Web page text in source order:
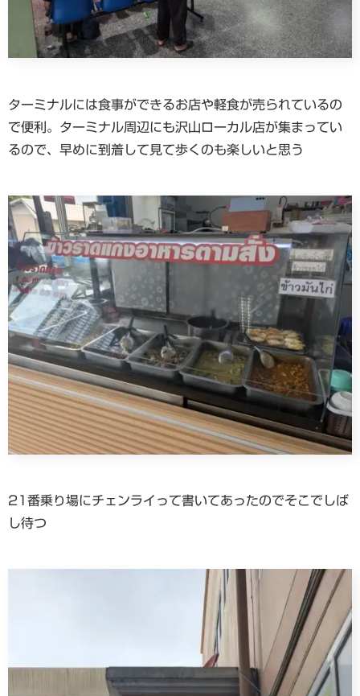
ターミナルには食事ができるお店や軽食が売られているの
で便利。ターミナル周辺にも沢山ローカル店が集まってい
るので、早めに到着して見て歩くのも楽しいと思う
21番乗り場にチェンライって書いてあったのでそこでしば
し待つ